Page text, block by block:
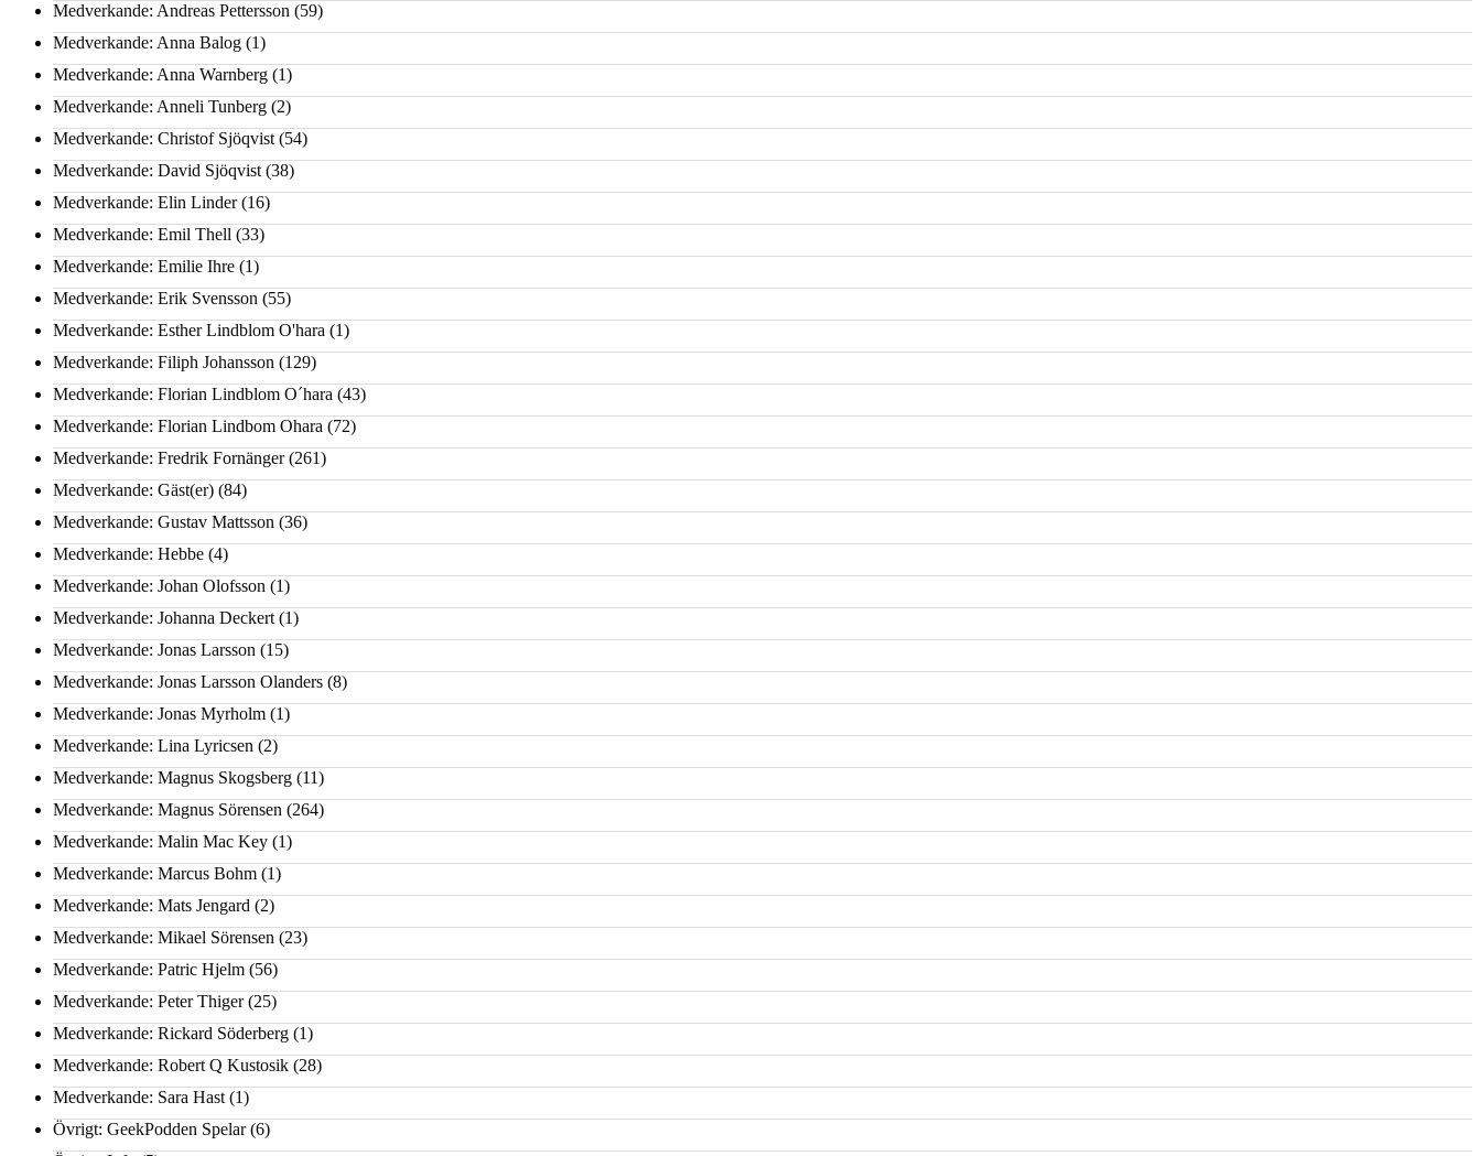
Medverkande: Andreas Pettersson (59)
Medverkande: Anna Balog (1)
Medverkande: Anna Warnberg (1)
Medverkande: Anneli Tunberg (2)
Medverkande: Christof Sjöqvist (54)
Medverkande: David Sjöqvist (38)
Medverkande: Elin Linder(16)
Medverkande: Emil Thell (33)
Medverkande: Emilie Ihre (1)
Medverkande: Erik Svensson (55)
Medverkande: Esther Lindblom O'hara (1)
Medverkande: Filiph Johansson (129)
Medverkande: Florian Lindblom O´hara (43)
Medverkande: Florian Lindbom Ohara (72)
Medverkande: Fredrik Fornänger(261)
Medverkande: Gäst(er) (84)
Medverkande: Gustav Mattsson (36)
Medverkande: Hebbe (4)
Medverkande: Johan Olofsson (1)
Medverkande: Johanna Deckert (1)
Medverkande: Jonas Larsson (15)
Medverkande: Jonas Larsson Olanders (8)
Medverkande: Jonas Myrholm (1)
Medverkande: Lina Lyricsen (2)
Medverkande: Magnus Skogsberg (11)
Medverkande: Magnus Sörensen (264)
Medverkande: Malin Mac Key (1)
Medverkande: Marcus Bohm (1)
Medverkande: Mats Jengard (2)
Medverkande: Mikael Sörensen (23)
Medverkande: Patric Hjelm (56)
Medverkande: Peter Thiger(25)
Medverkande: Rickard Söderberg (1)
Medverkande: Robert Q Kustosik (28)
Medverkande: Sara Hast (1)
Övrigt: GeekPodden Spelar(6)